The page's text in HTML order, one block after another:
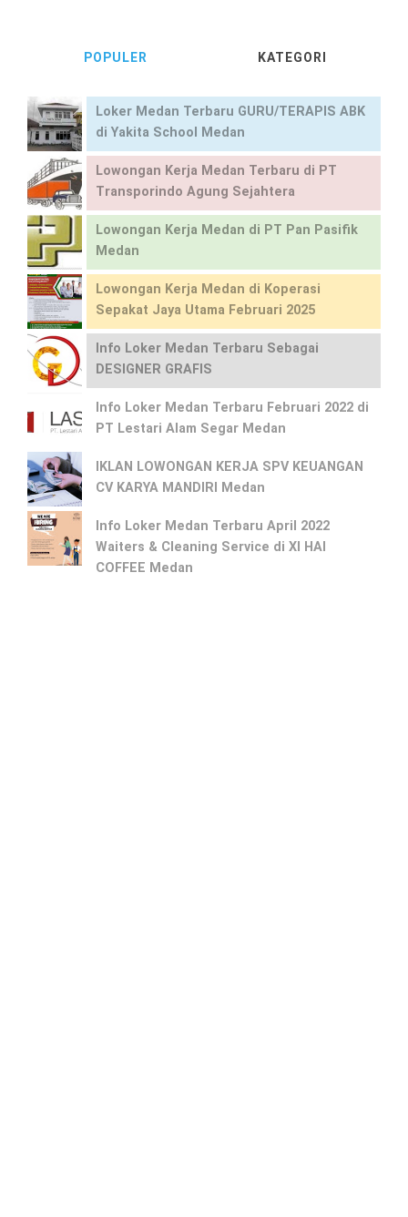
POPULER KATEGORI
Loker Medan Terbaru GURU/TERAPIS ABK
di Yakita School Medan
Lowongan Kerja Medan Terbaru di PT
Transporindo Agung Sejahtera
Lowongan Kerja Medan di PT Pan Pasifik
Medan
Lowongan Kerja Medan di Koperasi
Sepakat Jaya Utama Februari 2025
Info Loker Medan Terbaru Sebagai
DESIGNER GRAFIS
Info Loker Medan Terbaru Februari 2022 di
PT Lestari Alam Segar Medan
IKLAN LOWONGAN KERJA SPV KEUANGAN
CV KARYA MANDIRI Medan
Info Loker Medan Terbaru April 2022
Waiters & Cleaning Service di XI HAI
COFFEE Medan